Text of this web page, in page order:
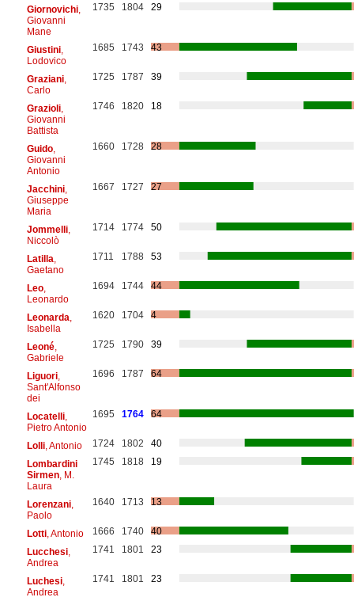
Giornovichi,
Giovanni
Mane
1735 1804 29
Giustini,
Lodovico
1685 1743 43
Graziani,
Carlo
1725 1787 39
Grazioli,
Giovanni
Battista
1746 1820 18
Guido,
Giovanni
Antonio
1660 1728 28
Jacchini,
Giuseppe
Maria
1667 1727 27
Jommelli,
Niccolò
1714 1774 50
Latilla
Gaetano
1711 1788 53
Leo,
Leonardo
1694 1744 44
Leonarda
Isabella
1620 1704 4
Leoné,
Gabriele
1725 1790 39
Liguori,
Sant'Alfonso
dei
1696 1787 64
Locatelli,
Pietro Antonio
1695 1764 64
Lolli, Antonio 1724 1802
40
Lombardini
Sirmen, M.
Laura
1745 1818 19
Lorenzani,
Paolo
1640 1713 13
Lotti, Antonio 1666 1740
40
Lucchesi,
Andrea
1741 1801 23
Luchesi,
Andrea
1741 1801 23